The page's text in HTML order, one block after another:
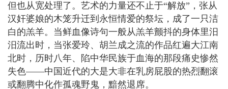
但也从宽处理了。艺术的力量还不止于“解放”，张从
汉奸婆娘的木笼升迁到永恒情爱的祭坛，成了一只洁
白的羔羊。当鲜血像诗句一般从羔羊颤抖的身体里汨
汨流出时，当张爱玲、胡兰成之流的作品红遍大江南
北时，历时八年、陷中华民族于血海的那段痛史惨然
失色――中国近代的大是大非在乳房屁股的热烈翻滚
或翻腾中化作孤魂野鬼，黯然退席。